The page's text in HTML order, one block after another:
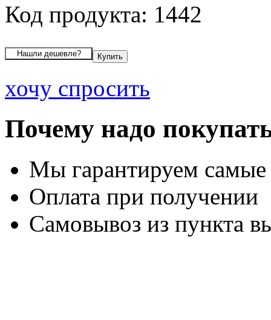
Код продукта: 1442
хочу спросить
Почему надо
Мы гарантируем
Оплата при получении
Самовывоз из пункта